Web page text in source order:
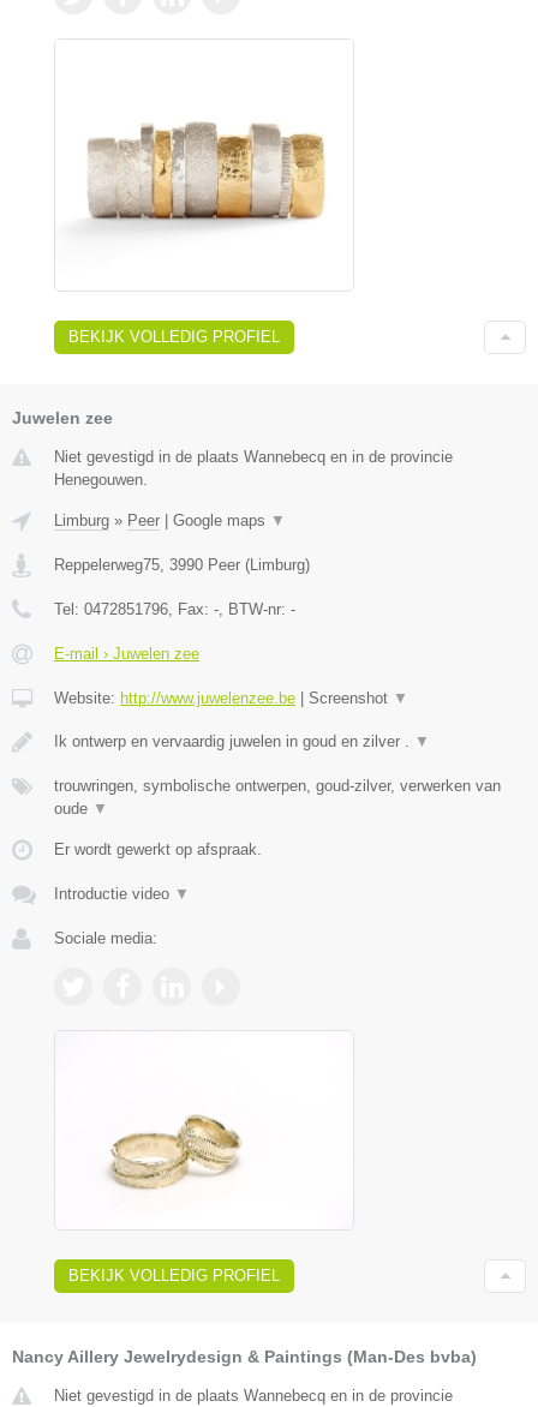
BEKIJK VOLLEDIG PROFIEL
Juwelen zee
Niet gevestigd in de plaats Wannebecq en in de provincie
Henegouwen.
Limburg » Peer Google maps ▼
Reppelerweg75 3990 Peer ( Limburg)
Tel: 0472851796 , Fax: - , BTW-nr: -
E-mail › Juwelen zee
Website: http://www.juwelenzee.be Screenshot ▼
Ik ontwerp en vervaardig juwelen in goud en zilver . ▼
trouwringen, symbolische ontwerpen, goud-zilver, verwerken van
oude ▼
Er wordt gewerkt op afspraak.
Introductie video ▼
Sociale media:
BEKIJK VOLLEDIG PROFIEL
Nancy Aillery Jewelrydesign & Paintings (Man-Des bvba)
Niet gevestigd in de plaats Wannebecq en in de provincie